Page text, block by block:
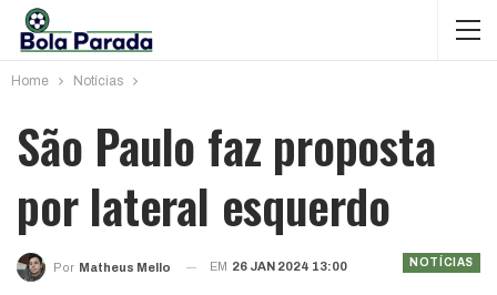
Home Notícias
São Paulo faz proposta
por lateral esquerdo
NOTÍCIAS
Por Matheus Mello EM 26 JAN 2024 13:00